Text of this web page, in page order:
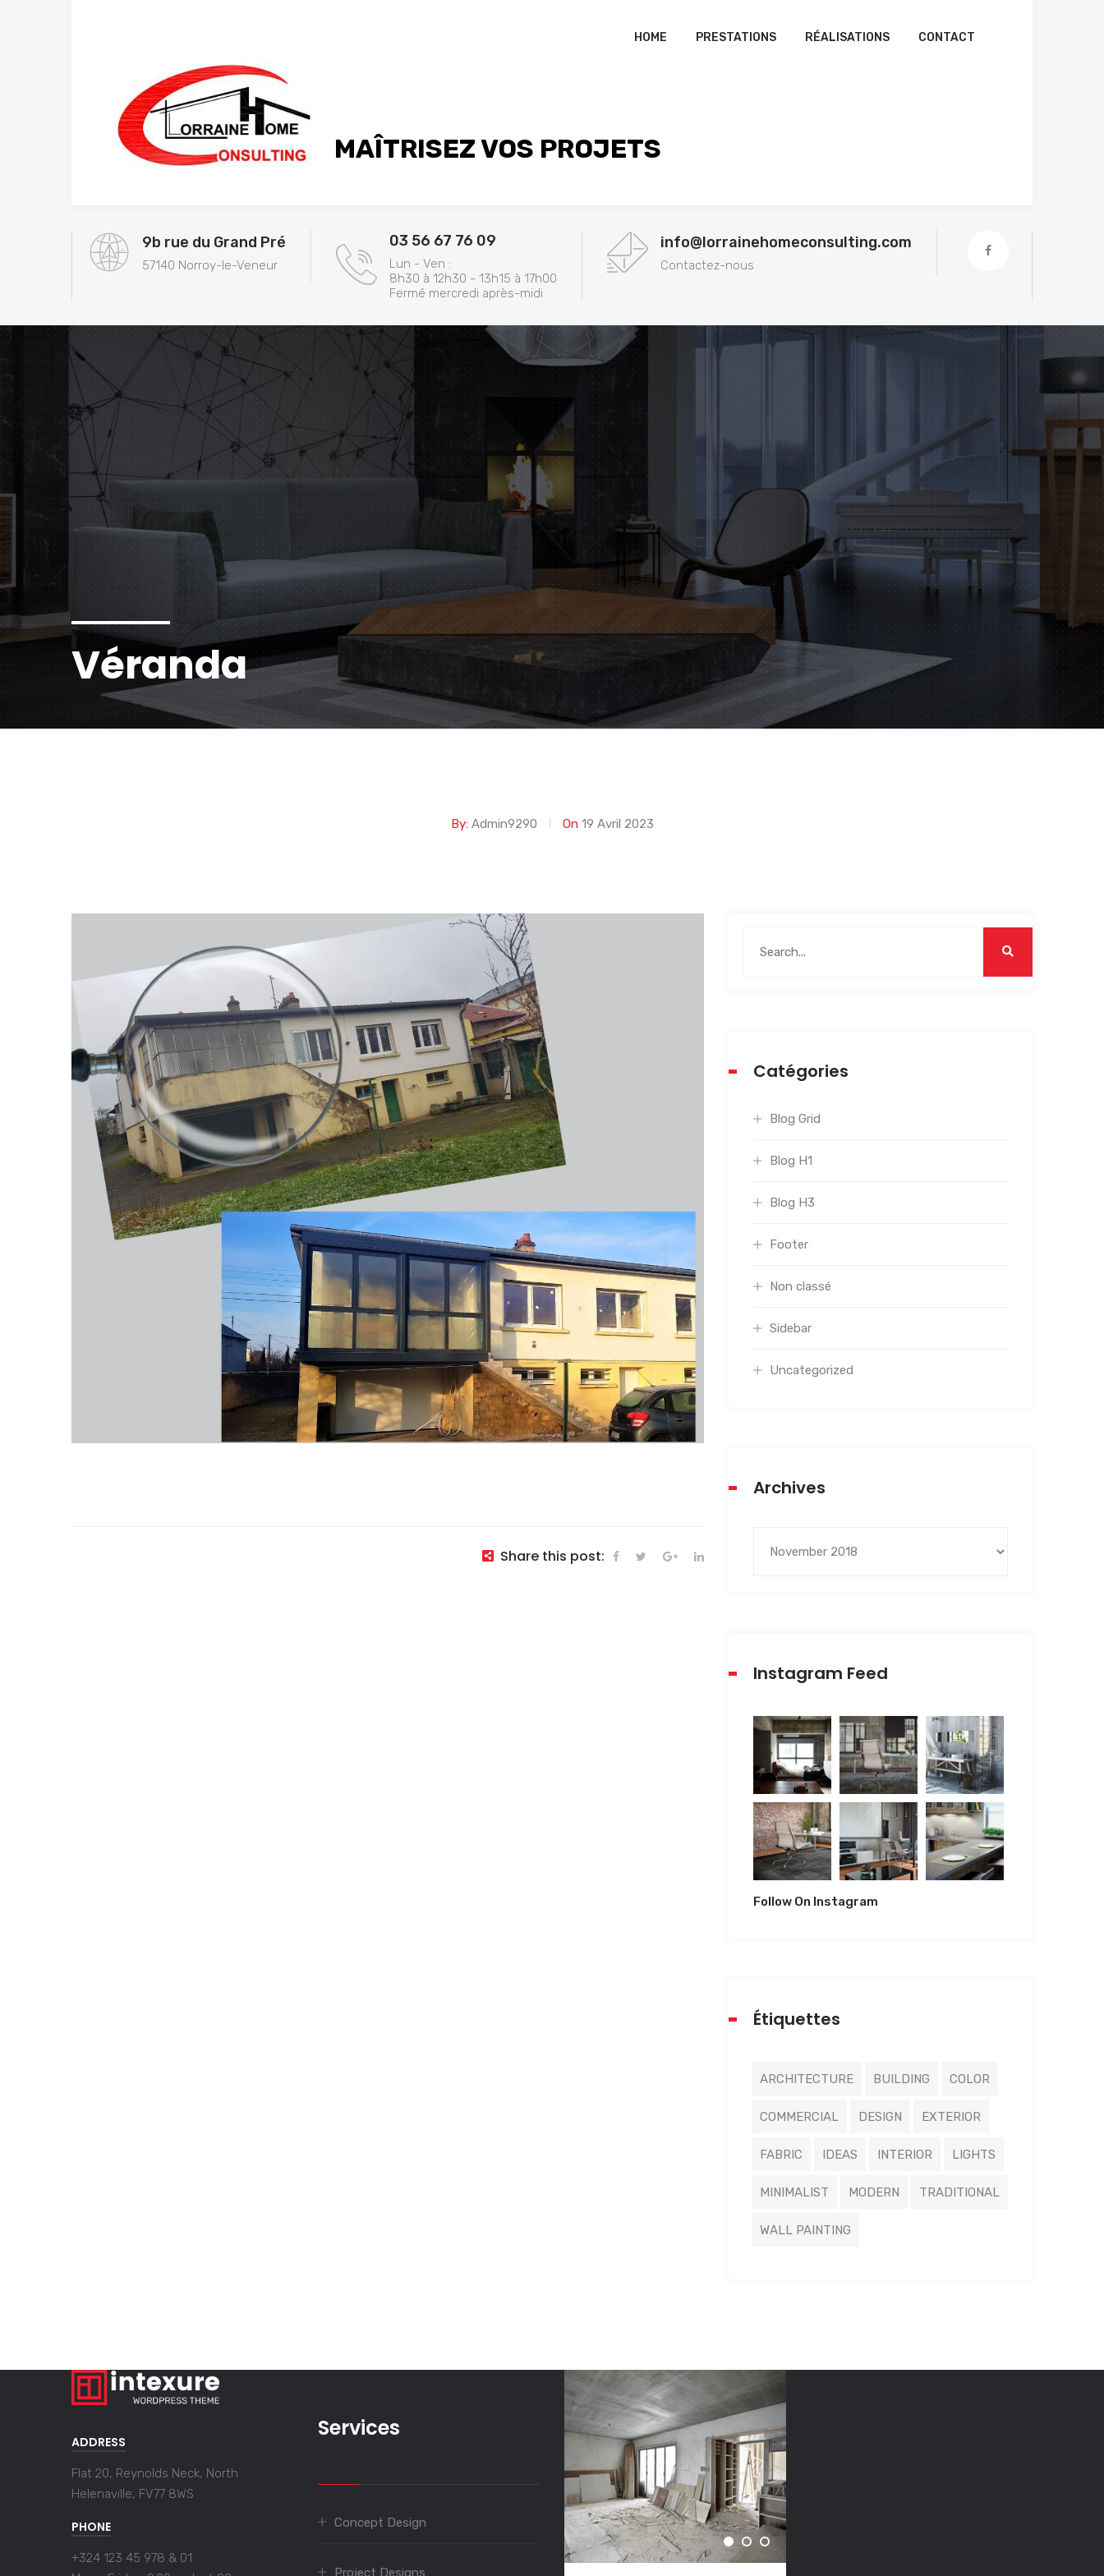
MAÎTRISEZ VOS PROJETS
HOME PRESTATIONS RÉALISATIONS CONTACT
9b rue du Grand Pré
57140 Norroy-le-Veneur
03 56 67 76 09
Lun - Ven :
8h30 à 12h30 - 13h15 à 17h00
Fermé mercredi après-midi
info@lorrainehomeconsulting.com
Contactez-nous
Véranda
By: Admin9290 On 19 Avril 2023
Share this post:
Catégories
Blog Grid
Blog H1
Blog H3
Footer
Non classé
Sidebar
Uncategorized
Archives
Instagram Feed
Follow On Instagram
Étiquettes
ARCHITECTURE BUILDING COLOR
COMMERCIAL DESIGN EXTERIOR
FABRIC IDEAS INTERIOR LIGHTS
MINIMALIST MODERN TRADITIONAL
WALL PAINTING
ADDRESS
Flat 20, Reynolds Neck, North
Helenaville, FV77 8WS
PHONE
+324 123 45 978 & 01
Services
Concept Design
Project Designs